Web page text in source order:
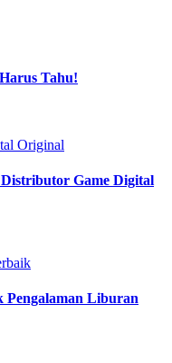
Tahu!
Game Digital
Pengalaman Liburan